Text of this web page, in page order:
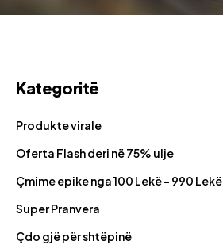
Kategoritë
Produkte virale
Oferta Flash deri në 75% ulje
Çmime epike nga 100 Lekë - 990 Lekë
Super Pranvera
Çdo gjë për shtëpinë